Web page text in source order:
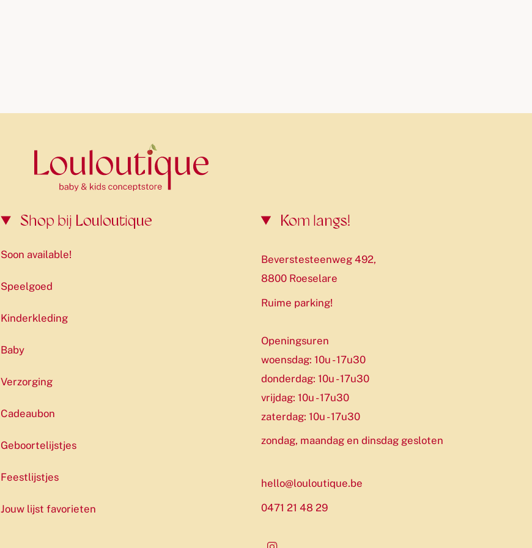
Shop bij Louloutique
Soon available!
Speelgoed
Kinderkleding
Baby
Verzorging
Cadeaubon
Geboortelijstjes
Feestlijstjes
Jouw lijst favorieten
Kom langs!
Beverstesteenweg 492,
8800 Roeselare
Ruime parking!
Openingsuren
woensdag: 10u - 17u30
donderdag: 10u - 17u30
vrijdag: 10u - 17u30
zaterdag: 10u - 17u30
zondag, maandag en dinsdag gesloten
hello@louloutique.be
0471 21 48 29
Instagram